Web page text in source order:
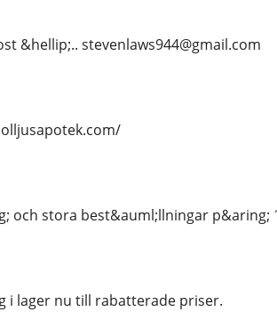
&hellip;.. stevenlaws944@gmail.com
och stora best&auml;llningar p&aring;
i lager nu till rabatterade priser.